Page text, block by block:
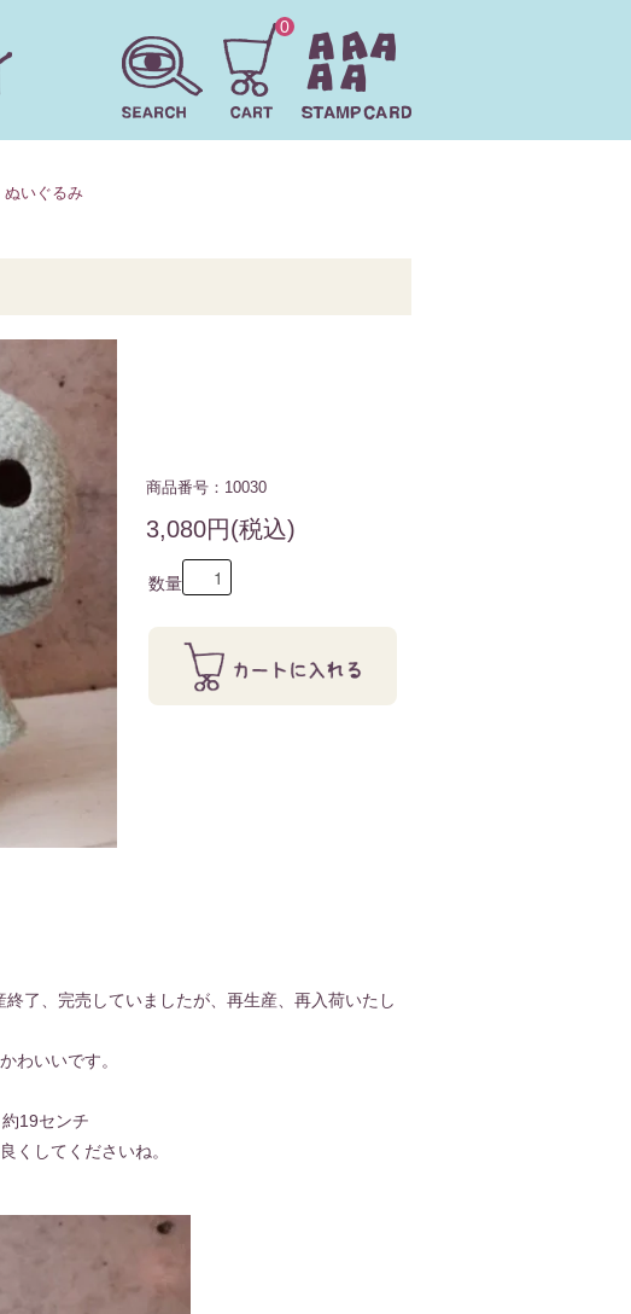
0
ぬいぐるみ
商品番号：10030
3,080円(税込)
数量
了、完売していましたが、再生産、再入荷いたし
わいいです。
19センチ
くしてくださいね。